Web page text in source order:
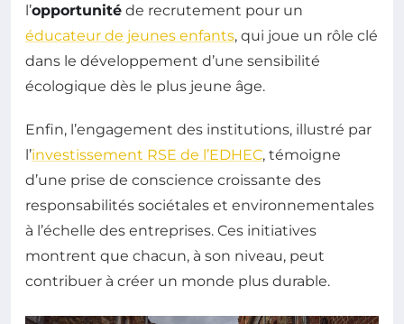
l’opportunité de recrutement pour un
éducateur de jeunes enfants, qui joue un rôle clé
dans le développement d’une sensibilité
écologique dès le plus jeune âge.
Enfin, l’engagement des institutions, illustré par
l’investissement RSE de l’EDHEC, témoigne
d’une prise de conscience croissante des
responsabilités sociétales et environnementales
à l’échelle des entreprises. Ces initiatives
montrent que chacun, à son niveau, peut
contribuer à créer un monde plus durable.